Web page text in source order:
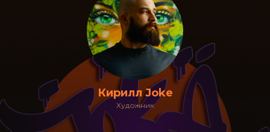
Кирилл Joke
Художник